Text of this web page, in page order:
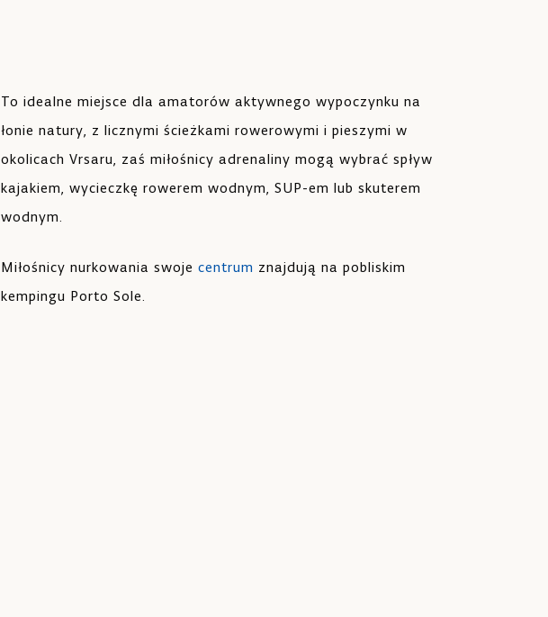
To idealne miejsce dla amatorów aktywnego wypoczynku na
łonie natury, z licznymi ścieżkami rowerowymi i pieszymi w
okolicach Vrsaru, zaś miłośnicy adrenaliny mogą wybrać spływ
kajakiem, wycieczkę rowerem wodnym, SUP-em lub skuterem
wodnym.
Miłośnicy nurkowania swoje centrum znajdują na pobliskim
kempingu Porto Sole.